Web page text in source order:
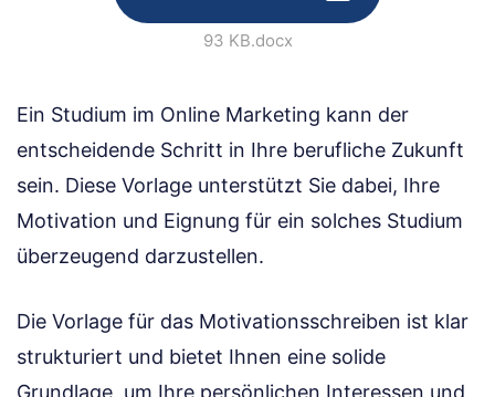
93 KB.docx
Ein Studium im Online Marketing kann der
entscheidende Schritt in Ihre berufliche Zukunft
sein. Diese Vorlage unterstützt Sie dabei, Ihre
Motivation und Eignung für ein solches Studium
überzeugend darzustellen.
Die Vorlage für das Motivationsschreiben ist klar
strukturiert und bietet Ihnen eine solide
Grundlage, um Ihre persönlichen Interessen und